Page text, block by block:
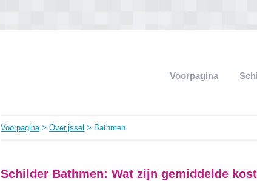
Voorpagina
Voorpagina>Overijssel > Bathmen
Schilder Bathmen: Wat zijn gemiddelde